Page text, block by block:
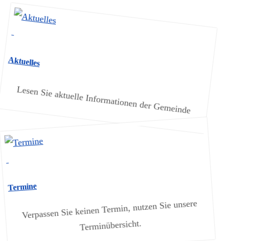
Aktuelles
Lesen Sie aktuelle Informationen der Gemeinde
Termine
Verpassen Sie keinen Termin, nutzen Sie unsere
Terminübersicht.